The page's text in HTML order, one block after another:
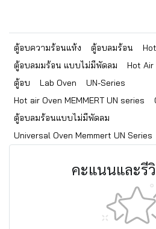
ตู้อบความร้อนแห้ง ตู้อบลมร้อน
ตู้อบลมมร้อน แบบไม่มีพัดลม
Hot Air
ตู้อบ
Lab Oven
UN-Series
Hot air Oven MEMMERT UN series
ตู้อบลมร้อนแบบไม่มีพัดลม
Universal Oven Memmert UN Series
คะแนนและรี